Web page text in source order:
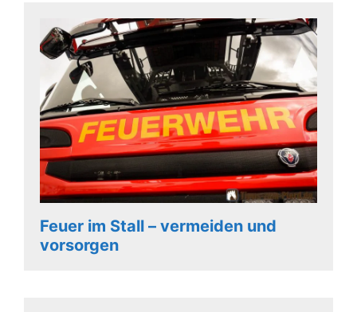
Feuer im Stall – vermeiden und
vorsorgen